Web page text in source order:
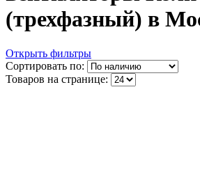
(трехфазный) в
Открыть фильтры
Сортировать по:
Товаров на странице: